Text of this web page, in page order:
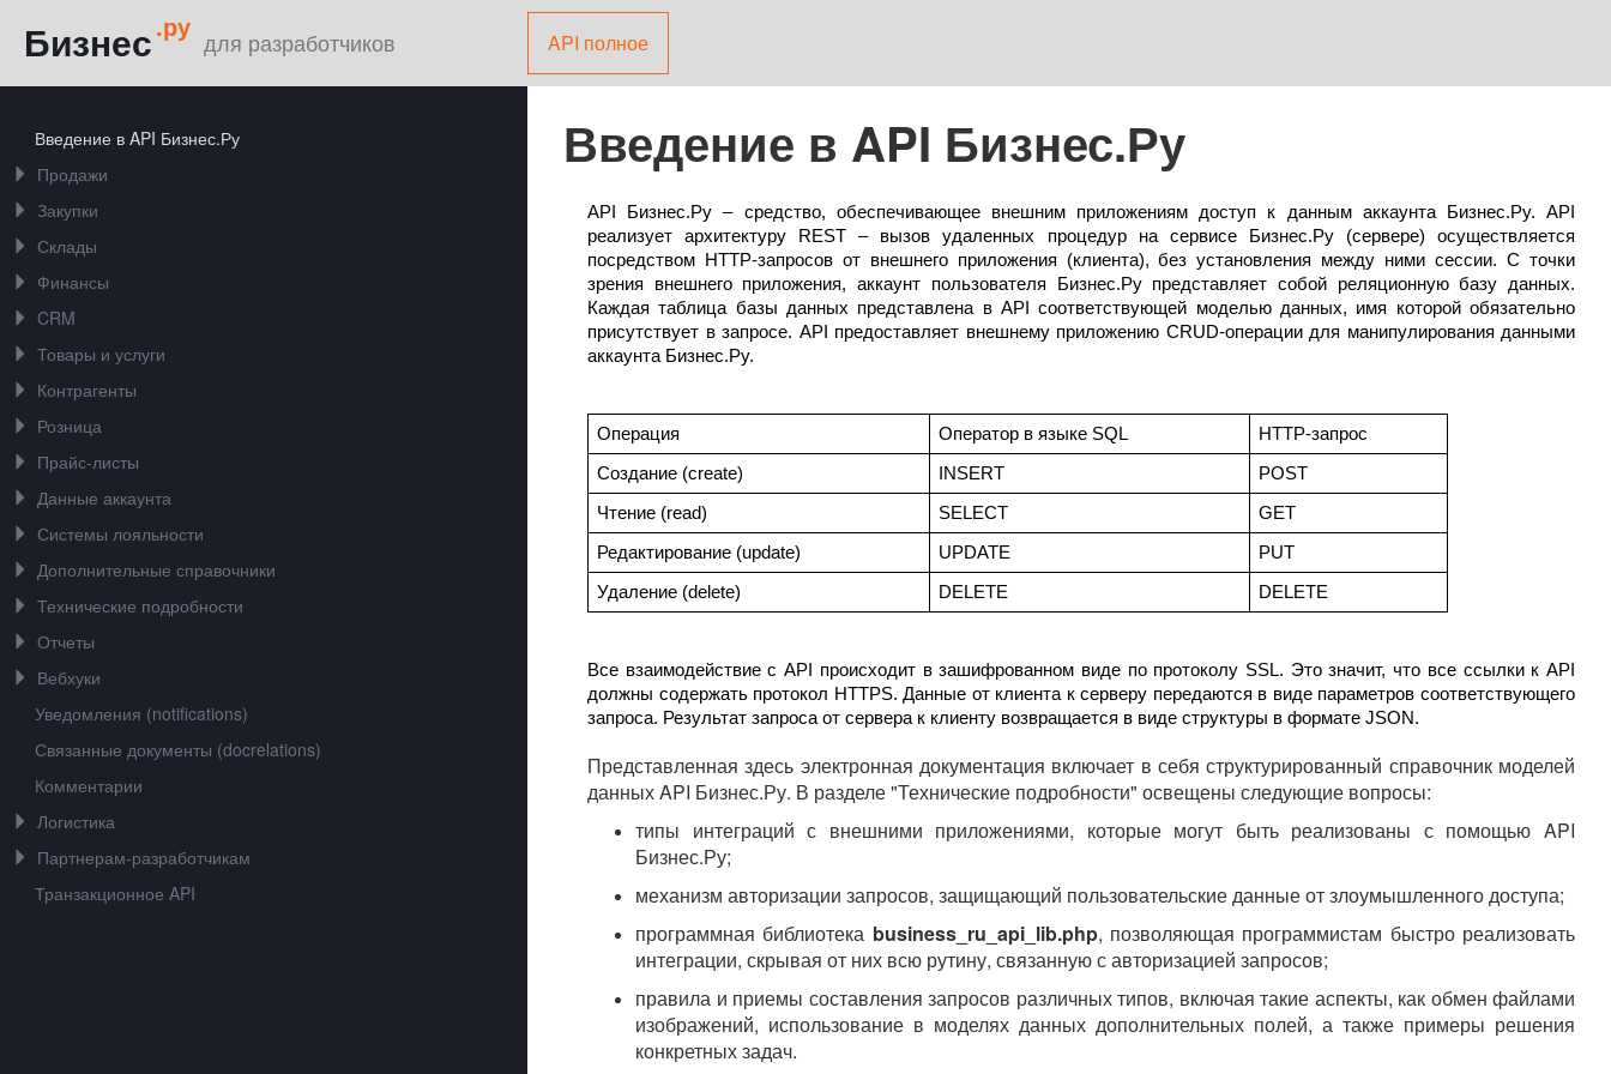
Бизнес.ру для разработчиков API полное
Введение в API Бизнес.Ру
Продажи
Закупки
Склады
Финансы
CRM
Товары и услуги
Контрагенты
Розница
Прайс-листы
Данные аккаунта
Системы лояльности
Дополнительные справочники
Технические подробности
Отчеты
Вебхуки
Уведомления (notifications)
Связанные документы (docrelations)
Комментарии
Логистика
Партнерам-разработчикам
Транзакционное API
Введение в API Бизнес.Ру
API Бизнес.Ру – средство, обеспечивающее внешним приложениям доступ к данным аккаунта Бизнес.Ру. API
реализует архитектуру REST – вызов удаленных процедур на сервисе
Бизнес.Ру (сервере) осуществляется
посредством HTTP-запросов от внешнего приложения (клиента), без установления между ними сессии. С точки
зрения внешнего приложения, аккаунт пользователя
Бизнес.Ру представляет собой реляционную базу данных.
Каждая таблица базы данных представлена в API соответствующей моделью данных, имя которой обязательно
присутствует в запросе. API предоставляет внешнему приложению CRUD-операции для манипулирования данными
аккаунта Бизнес.Ру.
Операция Оператор в языке SQL HTTP-запрос
Создание (create) INSERT POST
Чтение (read) SELECT GET
Редактирование (update) UPDATE PUT
Удаление (delete) DELETE DELETE
Все взаимодействие с API происходит в зашифрованном виде по протоколу SSL. Это значит, что все ссылки к API
должны содержать протокол HTTPS. Данные от клиента к серверу передаются в виде параметров соответствующего
запроса. Результат запроса от сервера к клиенту возвращается в виде структуры в формате JSON.
Представленная здесь электронная документация включает в себя структурированный справочник моделей
данных API Бизнес.Ру. В разделе "Технические подробности" освещены следующие вопросы:
типы интеграций с внешними приложениями, которые могут быть реализованы с помощью API
Бизнес.Ру;
механизм авторизации запросов, защищающий пользовательские данные от злоумышленного доступа;
программная библиотека business_ru_api_lib.php, позволяющая программистам быстро реализовать
интеграции, скрывая от них всю рутину, связанную с авторизацией запросов;
правила и приемы составления запросов различных типов, включая такие аспекты, как обмен файлами
изображений, использование в моделях данных дополнительных полей, а также примеры решения
конкретных задач.